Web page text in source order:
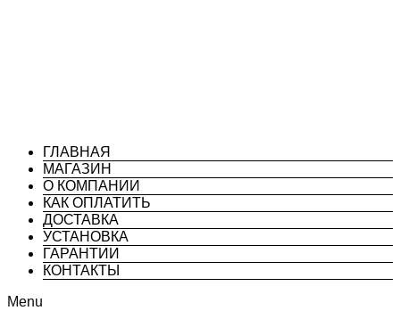
ГЛАВНАЯ
МАГАЗИН
О КОМПАНИИ
КАК ОПЛАТИТЬ
ДОСТАВКА
УСТАНОВКА
ГАРАНТИИ
КОНТАКТЫ
Menu